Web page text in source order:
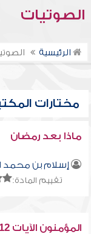
الصوتيات
الرئيسية
مختارات
ماذا بعد رمضان
إسلام بن محمد
تقييم المادة:
المؤمنون الآيات 12-22